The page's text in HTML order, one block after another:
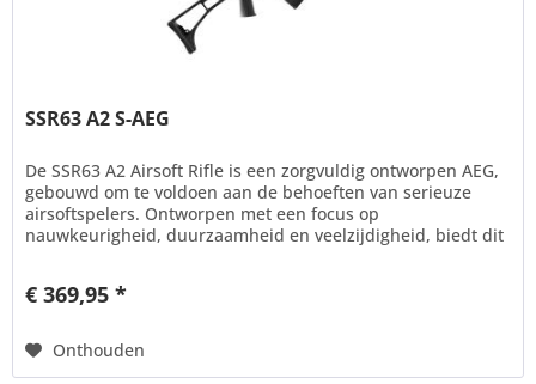
SSR63 A2 S-AEG
De SSR63 A2 Airsoft Rifle is een zorgvuldig ontworpen AEG,
gebouwd om te voldoen aan de behoeften van serieuze
airsoftspelers. Ontworpen met een focus op
nauwkeurigheid, duurzaamheid en veelzijdigheid, biedt dit
€ 369,95 *
Onthouden